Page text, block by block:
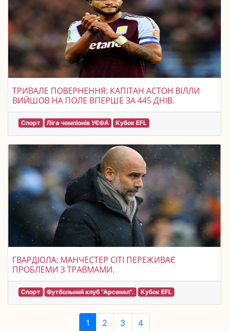
ТРИВАЛЕ ПОВЕРНЕННЯ: КАПІТАН АСТОН ВІЛЛИ
ВИЙШОВ НА ПОЛЕ ВПЕРШЕ ЗА 445 ДНІВ.
Спорт Ліга чемпіонів УЄФА Кубок EFL
ГВАРДІОЛА: МАНЧЕСТЕР СІТІ ПЕРЕЖИВАЄ
ПРОБЛЕМИ З ТРАВМАМИ.
Спорт Футбольний клуб "Арсенал". Кубок EFL
1 2 3 4